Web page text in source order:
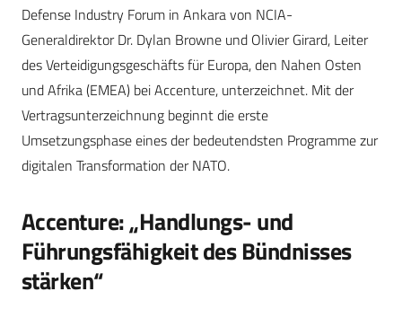
Defense Industry Forum in Ankara von NCIA-
Generaldirektor Dr. Dylan Browne und Olivier Girard, Leiter
des Verteidigungsgeschäfts für Europa, den Nahen Osten
und Afrika (EMEA) bei Accenture, unterzeichnet. Mit der
Vertragsunterzeichnung beginnt die erste
Umsetzungsphase eines der bedeutendsten Programme zur
digitalen Transformation der NATO.
Accenture: „Handlungs- und
Führungsfähigkeit des Bündnisses
stärken“